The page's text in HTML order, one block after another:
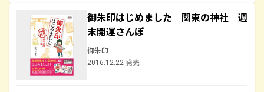
御朱印はじめました 関東の神社 週
末開運さんぽ
御朱印
2016.12.22 発売